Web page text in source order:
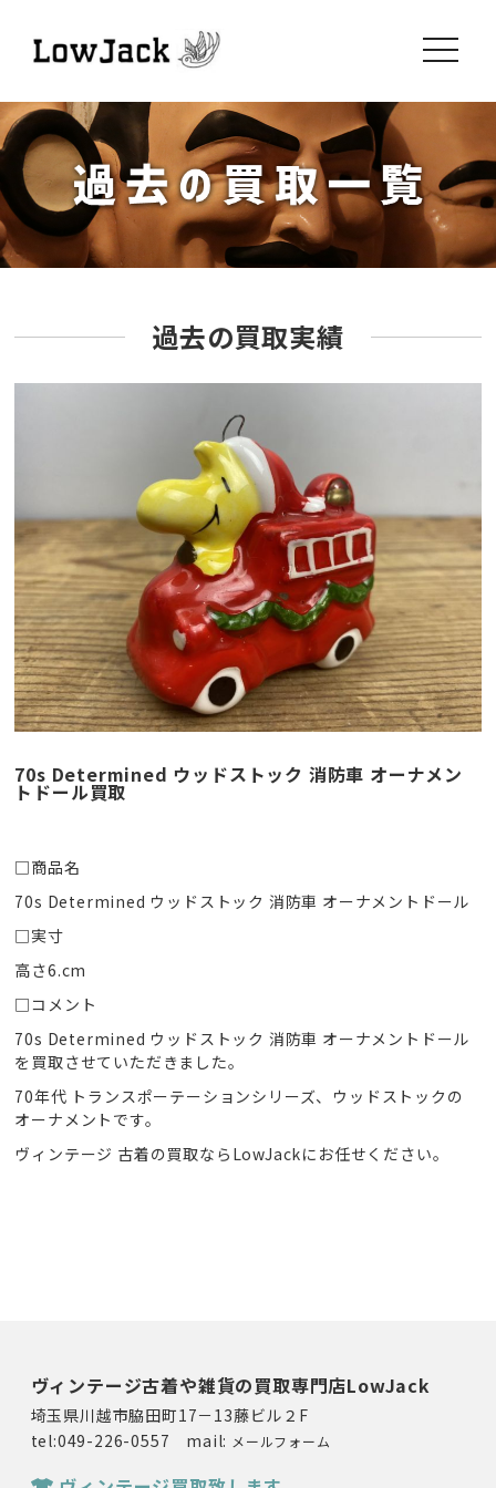
toggle
過去の買取実績
70s Determined ウッドストック 消防車 オーナメン
トドール買取
□商品名
70s Determined ウッドストック 消防車 オーナメントドール
□実寸
高さ6.cm
□コメント
70s Determined ウッドストック 消防車 オーナメントドール
を買取させていただきました。
70年代 トランスポーテーションシリーズ、ウッドストックの
オーナメントです。
ヴィンテージ 古着の買取ならLowJackにお任せください。
ヴィンテージ古着や雑貨の買取専門店LowJack
埼玉県川越市脇田町17－13藤ビル２F
tel:049-226-0557 mail: メールフォーム